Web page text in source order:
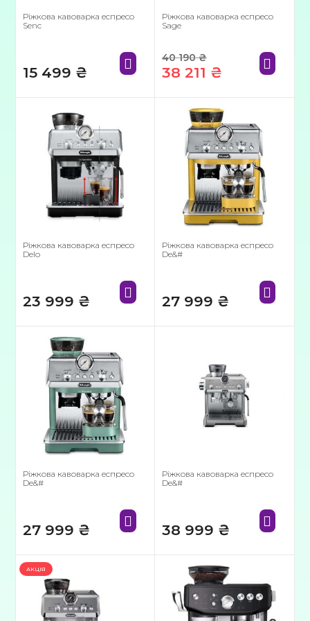
Ріжкова кавоварка еспресо
Senc
15 499 ₴
Ріжкова кавоварка еспресо
Sage
40 190₴
ціна:
190 ₴.
38 211 ₴
ціна:
211 ₴.
Ріжкова кавоварка еспресо
Delo
23 999 ₴
Ріжкова кавоварка еспресо
De&#
27 999 ₴
Ріжкова кавоварка еспресо
De&#
27 999 ₴
Ріжкова кавоварка еспресо
De&#
38 999 ₴
АКЦІЯ